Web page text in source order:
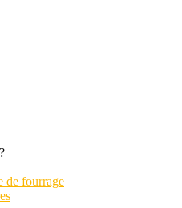
de fourrage